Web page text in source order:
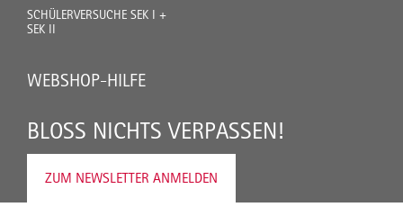
SCHÜLERVERSUCHE SEK I +
SEK II
WEBSHOP-HILFE
BLOSS NICHTS VERPASSEN!
ZUM NEWSLETTER ANMELDEN